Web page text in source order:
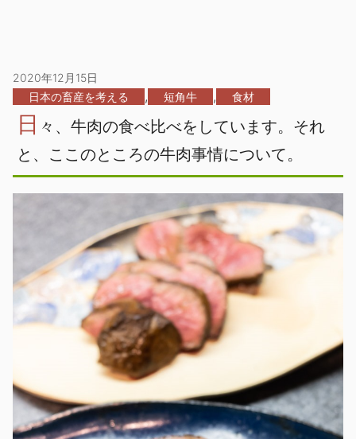
2020年12月15日
日本の畜産を考える
, 短角牛 , 食材
日 々、牛肉の食べ比べをしています。それ
と、ここのところの牛肉事情について。